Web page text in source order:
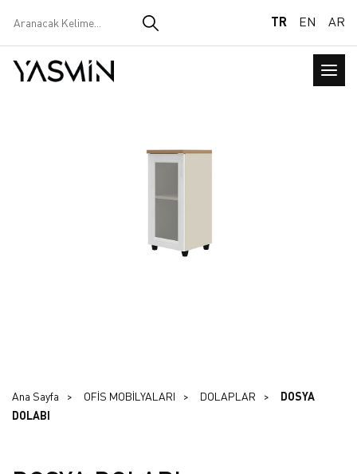
TR EN AR
Ana Sayfa OFİS MOBİLYALARI DOLAPLAR
DOSYA
DOLABI